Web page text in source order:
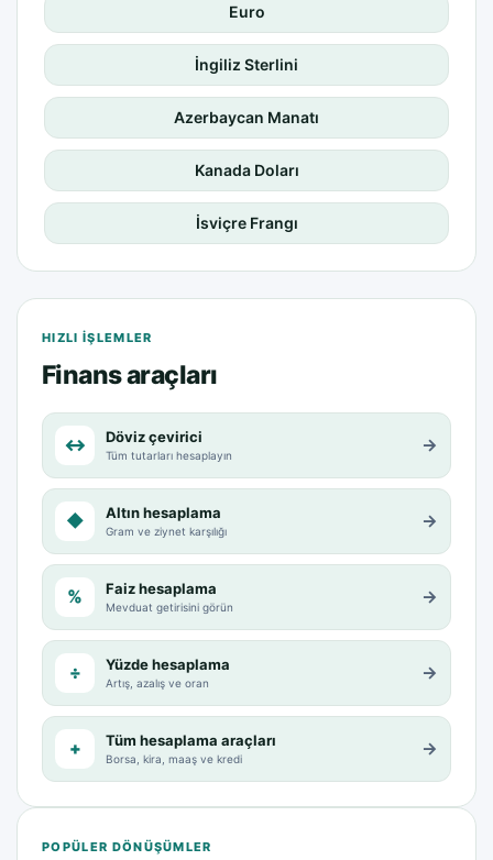
Euro
İngiliz Sterlini
Azerbaycan Manatı
Kanada Doları
İsviçre Frangı
HIZLI IŞLEMLER
Finans araçları
↔ Döviz çevirici
Tüm tutarları hesaplayın →
◆ Altın hesaplama
Gram ve ziynet karşılığı →
% Faiz hesaplama
Mevduat getirisini görün →
÷ Yüzde hesaplama
Artış, azalış ve oran →
+ Tüm hesaplama araçları
Borsa, kira, maaş ve kredi →
POPÜLER DÖNÜŞÜMLER